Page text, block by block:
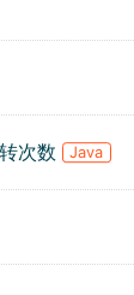
次数 Java